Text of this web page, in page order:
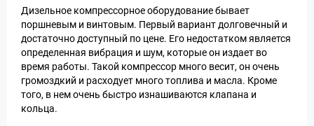
Дизельное компрессорное оборудование бывает
поршневым и винтовым. Первый вариант долговечный и
достаточно доступный по цене. Его недостатком является
определенная вибрация и шум, которые он издает во
время работы. Такой компрессор много весит, он очень
громоздкий и расходует много топлива и масла. Кроме
того, в нем очень быстро изнашиваются клапана и
кольца.